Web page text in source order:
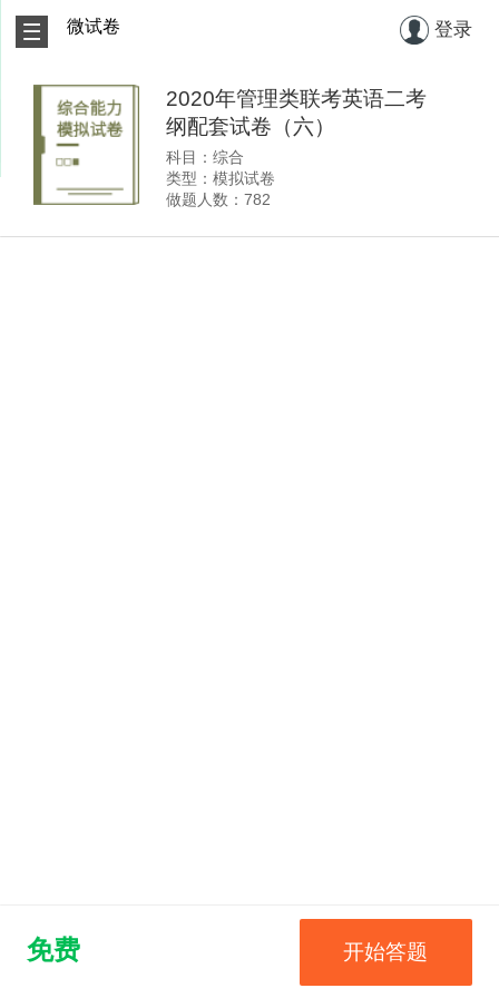
微试卷 登录
2020年管理类联考英语二考
纲配套试卷（六）
科目：综合
类型：模拟试卷
做题人数：782
免费 开始答题